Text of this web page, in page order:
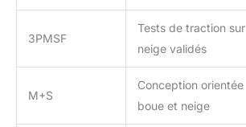
3PMSF
Tests de traction sur
neige validés
M+S
Conception orientée
boue et neige